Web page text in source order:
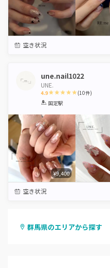
空き状況
une.nail1022
UNE.
4.9
1 2 3
(10件)
国定駅
¥9,400
空き状況
群馬県のエリアから探す